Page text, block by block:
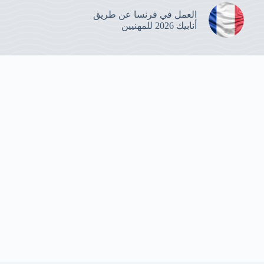
العمل في فرنسا عن طريق
أنابيك 2026 للمهنيين